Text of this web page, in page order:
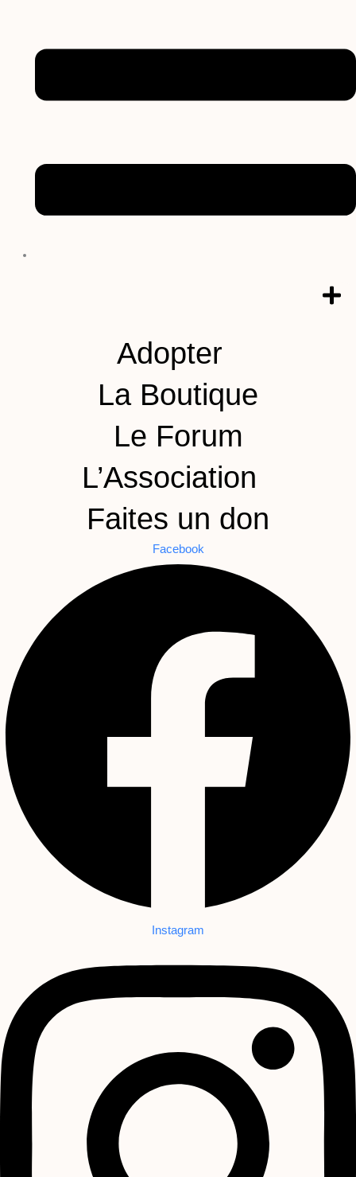
Adopter
La Boutique
Le Forum
L’Association
Faites un don
Facebook
Instagram